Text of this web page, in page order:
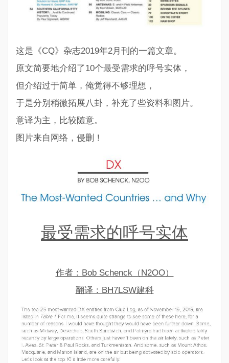
这是《CQ》杂志2019年2月刊的一篇文章。
原文简要地介绍了10个最受需求的呼号实体，
但介绍过于简单，俺觉得不够理想，
于是分别稍微拓展八卦，补充了些资料和图片。
意译为主，比较随意。
图片来自网络，侵删！
最受需求的呼号实体
作者：Bob Schenck（N2OO）
翻译：BH7LSW建科